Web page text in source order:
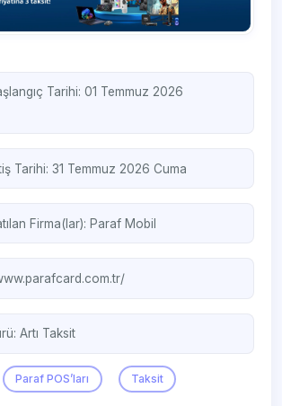
Tarihi: 01 Temmuz 2026
Tarihi: 31 Temmuz 2026 Cuma
Firma(lar): Paraf Mobil
Artı Taksit
Paraf POS’ları Taksit